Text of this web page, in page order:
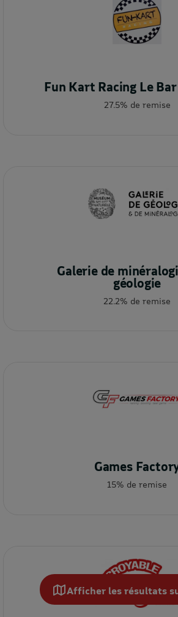
Afficher les résultats
Fun Kart Racing Le
27.5% de remise
Galerie de
géologie
22.2% de remise
Games
15% de remise